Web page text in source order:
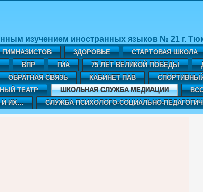
изучением иностранных языков № 21 г.
ГИМНАЗИСТОВ ЗДОРОВЬЕ СТАРТОВАЯ ШКОЛА
ВПР ГИА 75 ЛЕТ ВЕЛИКОЙ ПОБЕДЫ
ОБРАТНАЯ СВЯЗЬ КАБИНЕТ ПАВ
ТЕАТР ШКОЛЬНАЯ СЛУЖБА МЕДИАЦИИ
И ИХ… СЛУЖБА ПСИХОЛОГО-СОЦИАЛЬНО-